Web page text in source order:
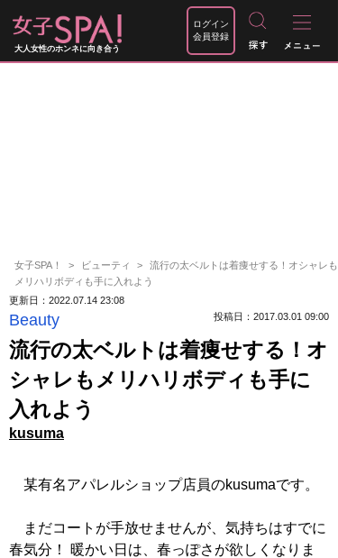
大人女性のホンネに向き合う
ログイン
会員登録
女子SPA！ ビューティ
流行の太ベルトは着痩せする！オシャレも
メリハリボディも手に入れよう
更新日：2022.07.14 23:08
Beauty 投稿日：2017.03.01 09:00
流行の太ベルトは着痩せする！オ
シャレもメリハリボディも手に
入れよう
kusuma
某有名アパレルショップ店員のkusumaです。
まだコートが手放せませんが、気持ちはすでに
春気分！ 暖かい日は、春っぽさが欲しくなりま